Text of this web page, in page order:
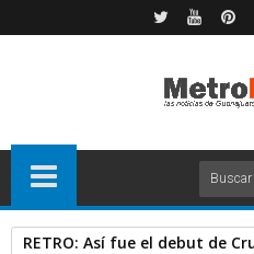
RETRO: Así fue el debut de